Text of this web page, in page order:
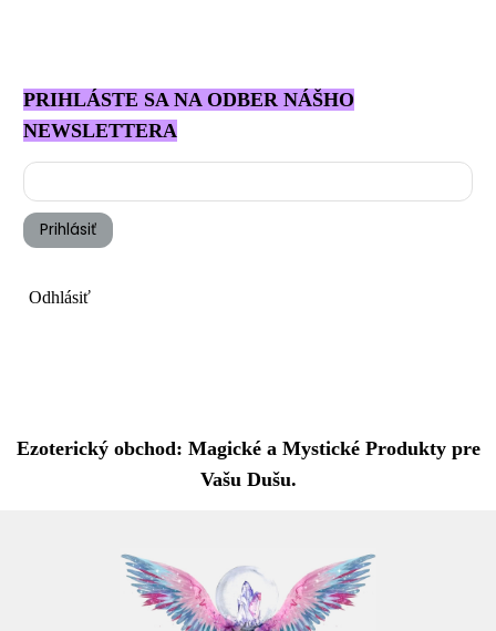
PRIHLÁSTE SA NA ODBER NÁŠHO
NEWSLETTERA
Prihlásiť
Odhlásiť
Ezoterický obchod: Magické a Mystické Produkty pre
Vašu Dušu.